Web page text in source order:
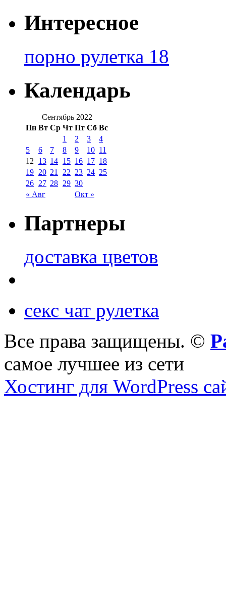
Интересное
порно рулетка 18
Календарь
Сентябрь 2022
Пн Вт Ср Чт Пт Сб Вс
« Авг Окт »
1 2 3
4
5
6 7 8 9 10 11
12
13 14 15 16 17 18
19 20 21 22 23 24 25
26 27 28 29 30
Партнеры
доставка цветов
секс чат рулетка
Все права защищены. ©
самое лучшее из сети
Хостинг для WordPress